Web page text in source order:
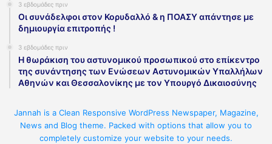
3 εβδομάδες πριν
Οι συνάδελφοι στον Κορυδαλλό & η ΠΟΑΣΥ απάντησε με
δημιουργία επιτροπής !
3 εβδομάδες πριν
Η θωράκιση του αστυνομικού προσωπικού στο επίκεντρο
της συνάντησης των Ενώσεων Αστυνομικών Υπαλλήλων
Αθηνών και Θεσσαλονίκης με τον Υπουργό Δικαιοσύνης
Jannah is a Clean Responsive WordPress Newspaper, Magazine,
News and Blog theme. Packed with options that allow you to
completely customize your website to your needs.